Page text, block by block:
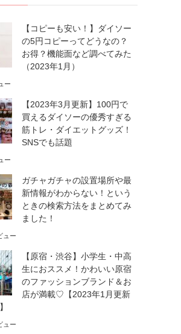
【コピーも安い！】ダイソー
の5円コピーってどうなの？
お得？機能面など調べてみた
（2023年1月）
ー
【2023年3月更新】100円で
買えるダイソーの優秀すぎる
筋トレ・ダイエットグッズ！
SNSでも話題
ー
ガチャガチャの設置場所や最
新情報がわからない！という
ときの検索方法をまとめてみ
ました！
ュー
【原宿・渋谷】小学生・中高
生におススメ！かわいい原宿
のファッションブランド＆お
店が満載♡【2023年1月更新
ュー